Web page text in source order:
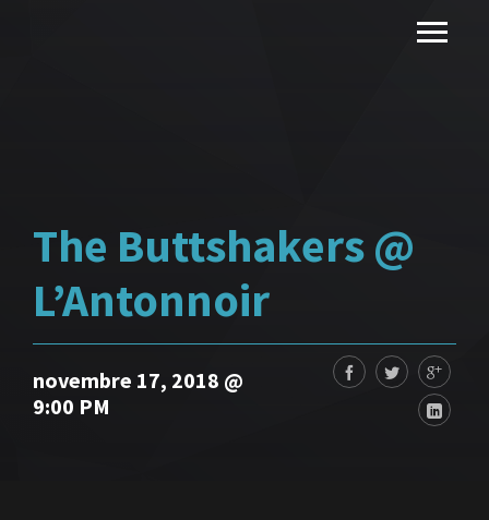
The Buttshakers @
L’Antonnoir
novembre 17, 2018 @
9:00 PM